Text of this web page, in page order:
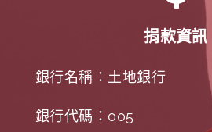
捐款資訊
銀行名稱：土地銀行
銀行代碼：005